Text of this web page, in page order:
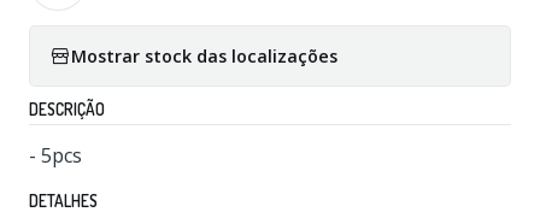
Mostrar stock das localizações
DESCRIÇÃO
- 5pcs
DETALHES